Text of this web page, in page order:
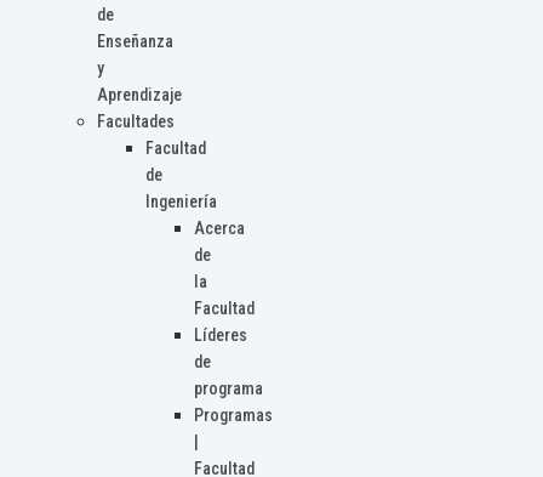
de
Enseñanza
y
Aprendizaje
Facultades
Facultad
de
Ingeniería
Acerca
de
la
Facultad
Líderes
de
programa
Programas
Facultad